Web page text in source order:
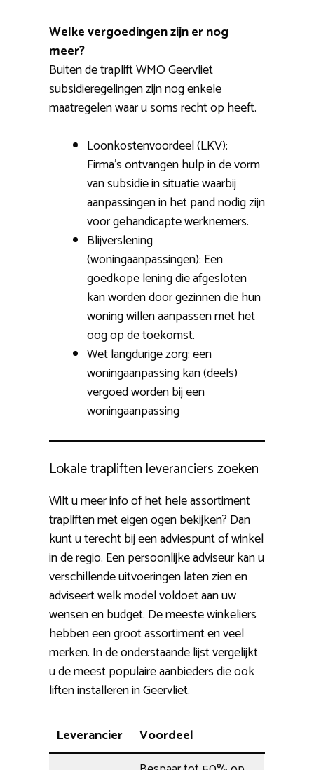
Welke vergoedingen zijn er nog
meer?
Buiten de traplift WMO Geervliet
subsidieregelingen zijn nog enkele
maatregelen waar u soms recht op heeft.
Loonkostenvoordeel (LKV):
Firma’s ontvangen hulp in de vorm
van subsidie in situatie waarbij
aanpassingen in het pand nodig zijn
voor gehandicapte werknemers.
Blijverslening
(woningaanpassingen): Een
goedkope lening die afgesloten
kan worden door gezinnen die hun
woning willen aanpassen met het
oog op de toekomst.
Wet langdurige zorg: een
woningaanpassing kan (deels)
vergoed worden bij een
woningaanpassing
Lokale trapliften leveranciers zoeken
Wilt u meer info of het hele assortiment
trapliften met eigen ogen bekijken? Dan
kunt u terecht bij een adviespunt of winkel
in de regio. Een persoonlijke adviseur kan u
verschillende uitvoeringen laten zien en
adviseert welk model voldoet aan uw
wensen en budget. De meeste winkeliers
hebben een groot assortiment en veel
merken. In de onderstaande lijst vergelijkt
u de meest populaire aanbieders die ook
liften installeren in Geervliet.
Leverancier Voordeel